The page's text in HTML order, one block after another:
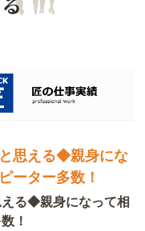
思える◆親身にな
ーター多数！
える◆親身になって相
！